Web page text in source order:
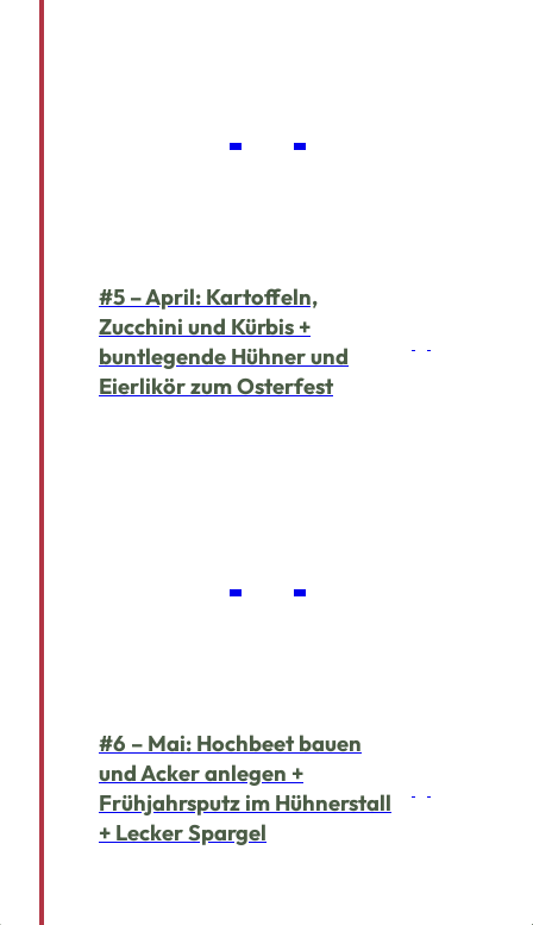
#5 – April: Kartoffeln,
Zucchini und Kürbis +
buntlegende Hühner und
Eierlikör zum Osterfest
#6 – Mai: Hochbeet bauen
und Acker anlegen +
Frühjahrsputz im Hühnerstall
+ Lecker Spargel